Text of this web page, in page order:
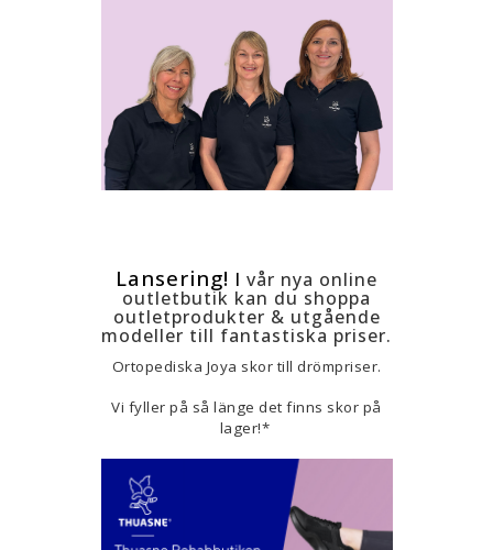
Lansering! I vår nya online
outletbutik kan du shoppa
outletprodukter & utgående
modeller till fantastiska priser.
Ortopediska Joya skor till drömpriser.
Vi fyller på så länge det finns skor på
lager!*